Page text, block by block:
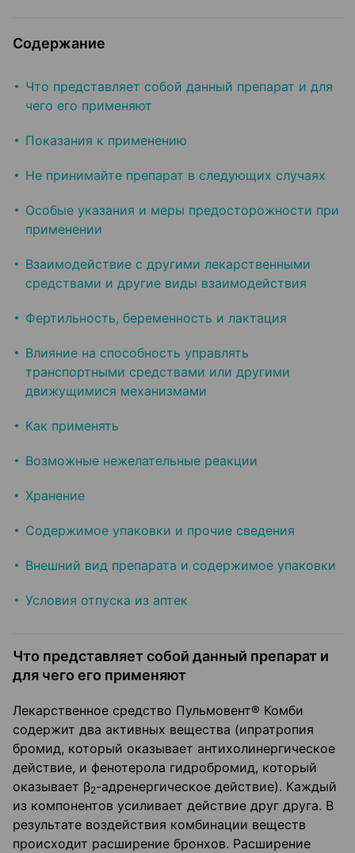
Содержание
Что представляет собой данный препарат и для
чего его применяют
Показания к применению
Не принимайте препарат в следующих случаях
Особые указания и меры предосторожности при
применении
Взаимодействие с другими лекарственными
средствами и другие виды взаимодействия
Фертильность, беременность и лактация
Влияние на способность управлять
транспортными средствами или другими
движущимися механизмами
Как применять
Возможные нежелательные реакции
Хранение
Содержимое упаковки и прочие сведения
Внешний вид препарата и содержимое упаковки
Условия отпуска из аптек
Что представляет собой данный препарат и
для чего его применяют
Лекарственное средство Пульмовент® Комби
содержит два активных вещества (ипратропия
бромид, который оказывает антихолинергическое
действие, и фенотерола гидробромид, который
оказывает β2-адренергическое действие). Каждый
из компонентов усиливает действие друг друга. В
результате воздействия комбинации веществ
происходит расширение бронхов. Расширение